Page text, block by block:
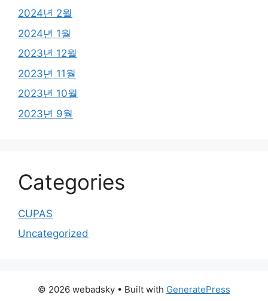
2024년 2월
2024년 1월
2023년 12월
2023년 11월
2023년 10월
2023년 9월
Categories
CUPAS
Uncategorized
© 2026 webadsky • Built with GeneratePress